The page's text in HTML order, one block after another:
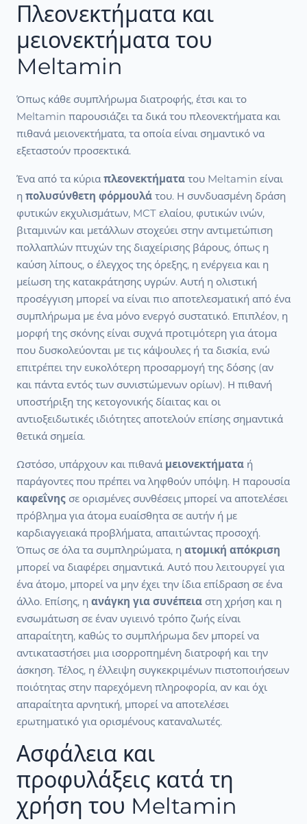
Πλεονεκτήματα και
μειονεκτήματα του
Meltamin
Όπως κάθε συμπλήρωμα διατροφής, έτσι και το
Meltamin παρουσιάζει τα δικά του πλεονεκτήματα και
πιθανά μειονεκτήματα, τα οποία είναι σημαντικό να
εξεταστούν προσεκτικά.
Ένα από τα κύρια πλεονεκτήματα του Meltamin είναι
η πολυσύνθετη φόρμουλά του. Η συνδυασμένη δράση
φυτικών εκχυλισμάτων, MCT ελαίου, φυτικών ινών,
βιταμινών και μετάλλων στοχεύει στην αντιμετώπιση
πολλαπλών πτυχών της διαχείρισης βάρους, όπως η
καύση λίπους, ο έλεγχος της όρεξης, η ενέργεια και η
μείωση της κατακράτησης υγρών. Αυτή η ολιστική
προσέγγιση μπορεί να είναι πιο αποτελεσματική από ένα
συμπλήρωμα με ένα μόνο ενεργό συστατικό. Επιπλέον, η
μορφή της σκόνης είναι συχνά προτιμότερη για άτομα
που δυσκολεύονται με τις κάψουλες ή τα δισκία, ενώ
επιτρέπει την ευκολότερη προσαρμογή της δόσης (αν
και πάντα εντός των συνιστώμενων ορίων). Η πιθανή
υποστήριξη της κετογονικής δίαιτας και οι
αντιοξειδωτικές ιδιότητες αποτελούν επίσης σημαντικά
θετικά σημεία.
Ωστόσο, υπάρχουν και πιθανά μειονεκτήματα ή
παράγοντες που πρέπει να ληφθούν υπόψη. Η παρουσία
καφεΐνης σε ορισμένες συνθέσεις μπορεί να αποτελέσει
πρόβλημα για άτομα ευαίσθητα σε αυτήν ή με
καρδιαγγειακά προβλήματα, απαιτώντας προσοχή.
Όπως σε όλα τα συμπληρώματα, η ατομική απόκριση
μπορεί να διαφέρει σημαντικά. Αυτό που λειτουργεί για
ένα άτομο, μπορεί να μην έχει την ίδια επίδραση σε ένα
άλλο. Επίσης, η ανάγκη για συνέπεια στη χρήση και η
ενσωμάτωση σε έναν υγιεινό τρόπο ζωής είναι
απαραίτητη, καθώς το συμπλήρωμα δεν μπορεί να
αντικαταστήσει μια ισορροπημένη διατροφή και την
άσκηση. Τέλος, η έλλειψη συγκεκριμένων πιστοποιήσεων
ποιότητας στην παρεχόμενη πληροφορία, αν και όχι
απαραίτητα αρνητική, μπορεί να αποτελέσει
ερωτηματικό για ορισμένους καταναλωτές.
Ασφάλεια και
προφυλάξεις κατά τη
χρήση του Meltamin